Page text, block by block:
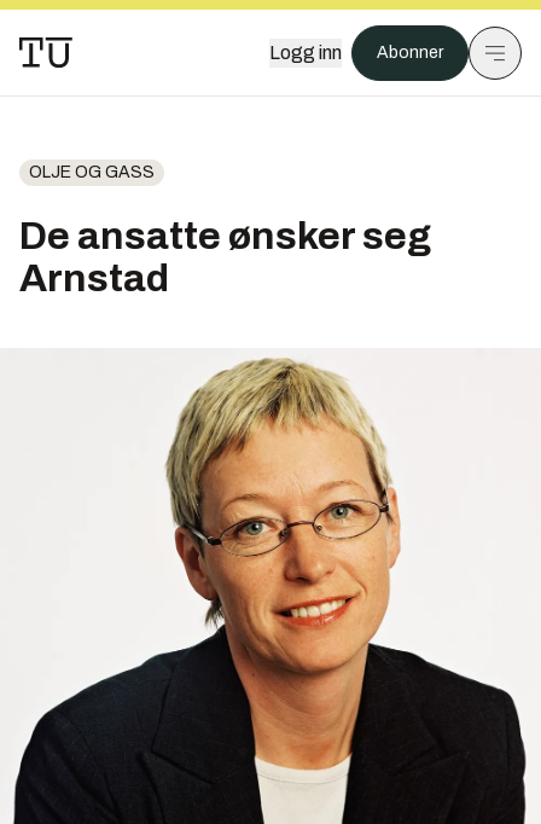
Logg inn Abonner
OLJE OG GASS
De ansatte ønsker seg
Arnstad